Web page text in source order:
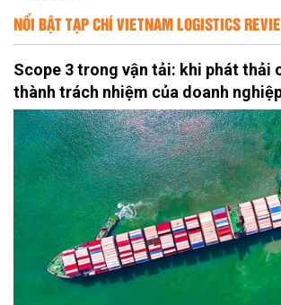
NỔI BẬT TẠP CHÍ VIETNAM LOGISTICS
Scope 3 trong vận tải: khi phát thải
thành trách nhiệm của doanh